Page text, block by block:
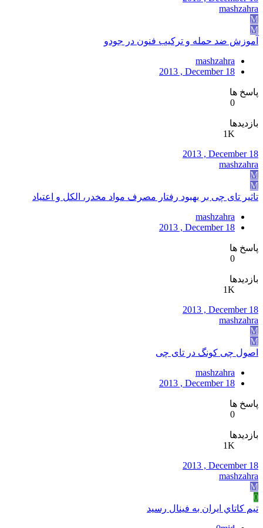
mashzahra
M
M
آموزش ضد حمله و ترکیب فنون در جودو
mashzahra
2013 , December 18
پاسخ ها
0
بازدیدها
1K
2013 , December 18
mashzahra
M
M
تاثیر تای چی بر بهبود رفتار مصرف مواد مخدر، الکل و اعتیاد
mashzahra
2013 , December 18
پاسخ ها
0
بازدیدها
1K
2013 , December 18
mashzahra
M
M
اصول چی کونگ در تای چی
mashzahra
2013 , December 18
پاسخ ها
0
بازدیدها
1K
2013 , December 18
mashzahra
M
0
تيم کاتاي ايران به فينال رسيد